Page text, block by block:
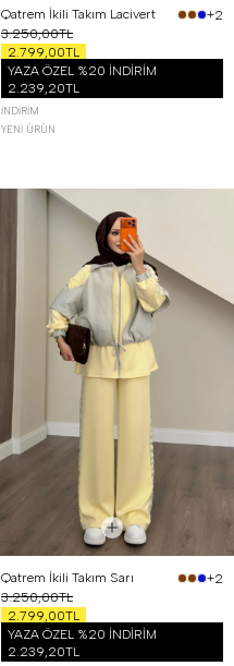
Qatrem İkili Takım Lacivert
+2
3.250,00TL
2.799,00TL
YAZA ÖZEL %20 İNDİRİM
2.239,20TL
İNDIRIM
YENI ÜRÜN
Qatrem İkili Takım Sarı
+2
3.250,00TL
2.799,00TL
YAZA ÖZEL %20 İNDİRİM
2.239,20TL